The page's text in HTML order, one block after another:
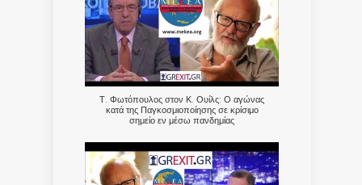
Τ. Φωτόπουλος στον Κ. Ουίλς: Ο αγώνας
κατά της Παγκοσμιοποίησης σε κρίσιμο
σημείο εν μέσω πανδημίας